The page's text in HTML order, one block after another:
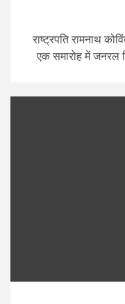
राष्ट्रपति रामनाथ
एक समारोह में जनरल